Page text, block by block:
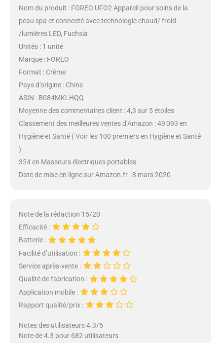
Nom du produit : FOREO UFO2 Appareil pour soins de la
peau spa et connecté avec technologie chaud/ froid
/lumières LED, Fuchsia
Unités : 1 unité
Marque : FOREO
Format : Crème
Pays d’origine : Chine
ASIN : B084MKLHQQ
Moyenne des commentaires client : 4,3 sur 5 étoiles
Classement des meilleures ventes d’Amazon : 49 093 en
Hygiène et Santé ( Voir les 100 premiers en Hygiène et Santé
)
354 en Masseurs électriques portables
Date de mise en ligne sur Amazon.fr : 8 mars 2020
Note de la rédaction 15/20
Efficacité :
Batterie :
Facilité d’utilisation :
Service après-vente :
Qualité de fabrication :
Application mobile :
Rapport qualité/prix :
Notes des utilisateurs 4.3/5
Note de 4.3 pour 682 utilisateurs